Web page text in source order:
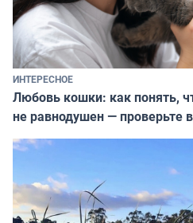
ИНТЕРЕСНОЕ
Любовь кошки: как понять,
не равнодушен — проверьте